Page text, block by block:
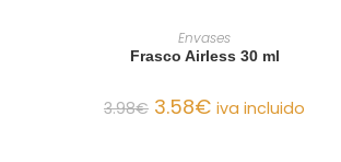
AÑADIR AL CARRITO
Envases
Frasco Airless 30 ml
3.98€ 3.58€ iva incluido